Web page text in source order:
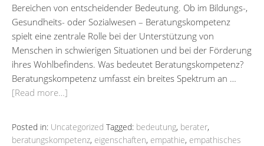
Bereichen von entscheidender Bedeutung. Ob im Bildungs-,
Gesundheits- oder Sozialwesen – Beratungskompetenz
spielt eine zentrale Rolle bei der Unterstützung von
Menschen in schwierigen Situationen und bei der Förderung
ihres Wohlbefindens. Was bedeutet Beratungskompetenz?
Beratungskompetenz umfasst ein breites Spektrum an …
[Read more…]
Posted in: Uncategorized Tagged: bedeutung, berater,
beratungskompetenz, eigenschaften, empathie, empathisches